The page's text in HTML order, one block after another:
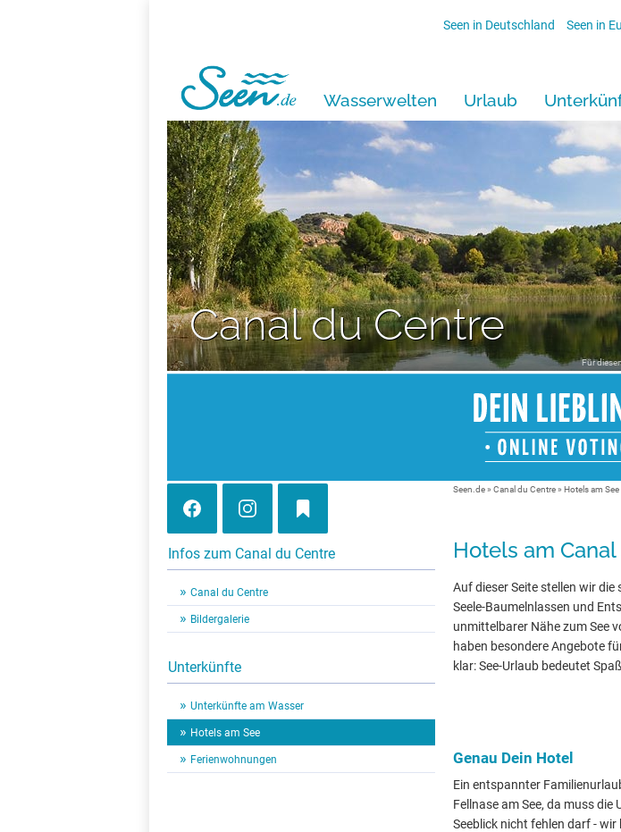
Seen in Deutschland Seen in
Wasserwelten Urlaub
Canal du Centre
Für
Infos zum Canal du Centre
Canal du Centre
Bildergalerie
Unterkünfte
Unterkünfte am Wasser
Hotels am See
Ferienwohnungen
Seen.de» Canal du Centre» Hotels am See
Hotels am
Auf dieser Seite stellen wir
Seele-Baumelnlassen und
unmittelbarer Nähe zum See
haben besondere Angebote
klar: See-Urlaub bedeutet
Genau Dein Hotel
Ein entspannter
Fellnase am See, da muss
Seeblick nicht fehlen darf -